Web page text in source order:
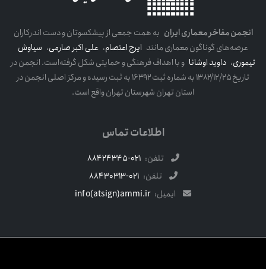
انجمن مفاخر معماری ایرانبه همت جمعی از پیشکسوتان و دست اندرکاران
عرصه‌های گوناگون معماری مانندایرج اعتصام،علی اکبر صارمی،سیاوش
تیموری،داوید اوشاناو با اهداف فرهنگی و حمایتی شکل گرفته‌است. انجمن در
تاریخ ۱۳۸۲/۱۲/۲۵ به شماره ثبت ۱۶۳۹۲ به ثبت رسیده و مرکز اصلی انجمن در
استان تهران شهرستان تهران واقع است.
اطلاعات تماس
تلفن: 021-88424345
تلفن: 021-88430313
ایمیل: info(atsign)ammi.ir